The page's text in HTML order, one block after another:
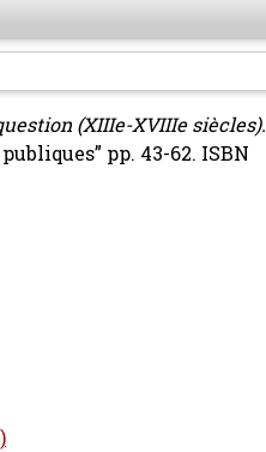
(XIIIe-XVIIIe siècles).
pp. 43-62. ISBN